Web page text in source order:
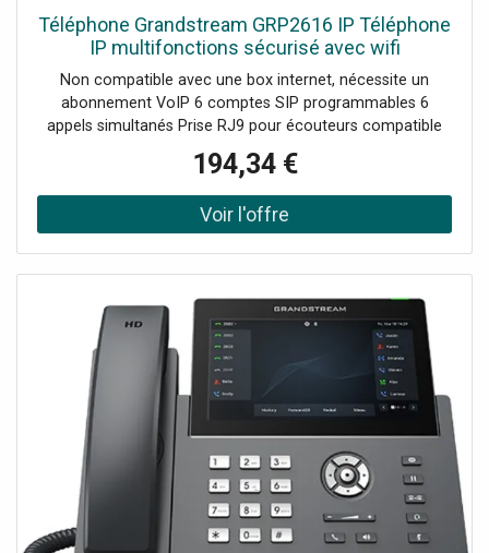
Téléphone Grandstream GRP2616 IP Téléphone
IP multifonctions sécurisé avec wifi
Non compatible avec une box internet, nécessite un
abonnement VoIP 6 comptes SIP programmables 6
appels simultanés Prise RJ9 pour écouteurs compatible
avec les micro-casques Son full HD large bande avec
OPUS et G.722 Fonction de connection Wifi et bluetooth
V5 Écran LCD couleur 4.3" Protection de l'entreprise avec
démarrage et micrologiciel crypté Conférence à 3 et haut-
194,34 €